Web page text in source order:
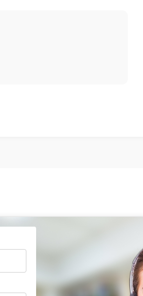
короткое замыкание,
избежать усугубления
специализированного
Мы используем
производителя, что
обратитесь в